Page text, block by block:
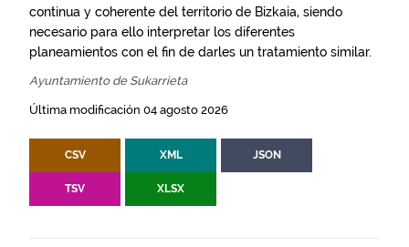
continua y coherente del territorio de Bizkaia, siendo
necesario para ello interpretar los diferentes
planeamientos con el fin de darles un tratamiento similar.
Ayuntamiento de Sukarrieta
Última modificación 04 agosto 2026
CSV XML JSON
TSV XLSX